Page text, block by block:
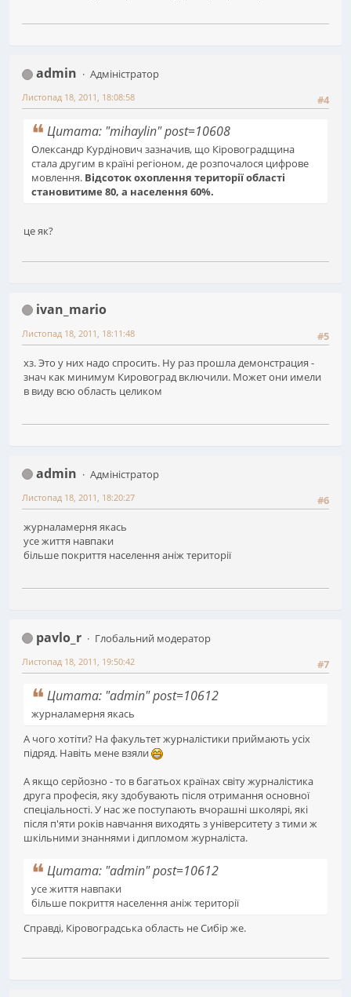
admin
Адміністратор
#4
Листопад 18, 2011, 18:08:58
Цитата: "mihaylin" post=10608
Олександр Курдінович зазначив, що Кіровоградщина
стала другим в країні регіоном, де розпочалося цифрове
мовлення. Відсоток охоплення території області
становитиме 80, а населення 60%.
це як?
ivan_mario
#5
Листопад 18, 2011, 18:11:48
хз. Это у них надо спросить. Ну раз прошла демонстрация -
знач как минимум Кировоград включили. Может они имели
в виду всю область целиком
admin
Адміністратор
#6
Листопад 18, 2011, 18:20:27
журналамерня якась
усе життя навпаки
більше покриття населення аніж території
pavlo_r
Глобальний модератор
#7
Листопад 18, 2011, 19:50:42
Цитата: "admin" post=10612
журналамерня якась
А чого хотіти? На факультет журналістики приймають усіх
підряд. Навіть мене взяли
А якщо серйозно - то в багатьох країнах світу журналістика
друга професія, яку здобувають після отримання основної
спеціальності. У нас же поступають вчорашні школярі, які
після п'яти років навчання виходять з університету з тими ж
шкільними знаннями і дипломом журналіста.
Цитата: "admin" post=10612
усе життя навпаки
більше покриття населення аніж території
Справді, Кіровоградська область не Сибір же.